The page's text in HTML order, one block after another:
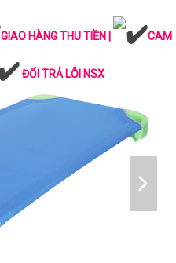
GIAO HÀNG THU TIỀN | CAM
ĐỔI TRẢ LỖI NSX